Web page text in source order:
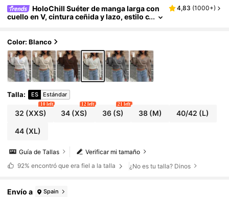
HoloChill Suéter de manga larga con
cuello en V, cintura ceñida y lazo, estilo c
éter de punto ajustado gris con detalle de nu
do, top corto de manga larga, adecuado para
atuendos de otoño, suéter de punto para oto
ño, temporada de regreso a la escuela
4,83 (1000+)
Color: Blanco
Talla: ES Estándar
32 (XXS)
10 left
34 (XS)
12 left
36(S)
21 left
38(M) 40/42 (L)
44(XL)
Verificar mi tamaño
Guía de Tallas
92% encontró que era fiel a la talla ¿No es tu talla? Dinos
Envío a Spain